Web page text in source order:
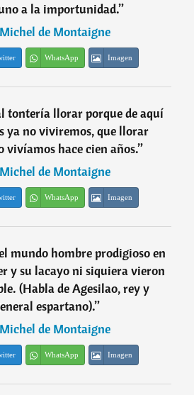
a la importunidad.”
Michel de Montaigne
WhatsApp Imagen
tontería llorar porque de aquí
ya no viviremos, que llorar
vivíamos hace cien años.”
Michel de Montaigne
WhatsApp Imagen
mundo hombre prodigioso en
y su lacayo ni siquiera vieron
(Habla de Agesilao, rey y
espartano).”
Michel de Montaigne
WhatsApp Imagen